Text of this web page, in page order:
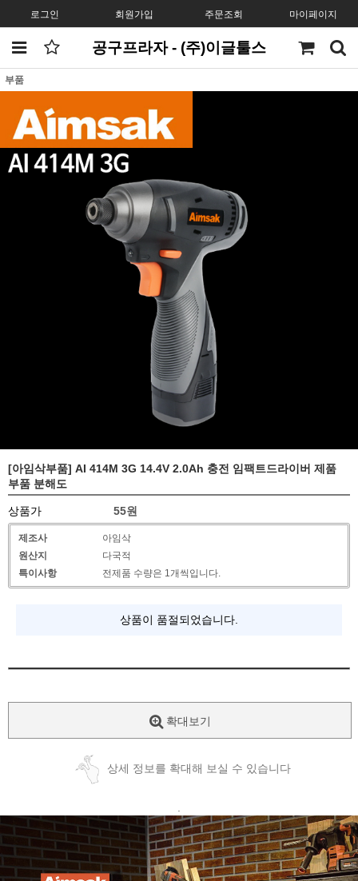
로그인 회원가입 주문조회 마이페이지
공구프라자 - (주)이글툴스
부품
[아임삭부품] AI 414M 3G 14.4V 2.0Ah 충전 임팩트드라이버 제품
부품 분해도
상품가 55원
제조사
아임삭
원산지
다국적
특이사항
전제품 수량은 1개씩입니다.
상품이 품절되었습니다.
확대보기
상세 정보를 확대해 보실 수 있습니다
.